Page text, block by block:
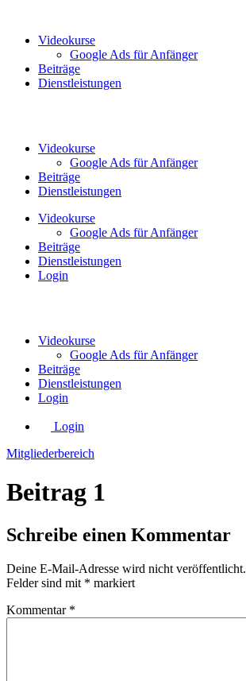
wechselnVideokurse
Google Ads für Anfänger
Beiträge
Dienstleistungen
Videokurse
Google Ads für Anfänger
Beiträge
Dienstleistungen
Videokurse
Google Ads für Anfänger
Beiträge
Dienstleistungen
Login
Videokurse
Google Ads für Anfänger
Beiträge
Dienstleistungen
Login
Login
Mitgliederbereich
Beitrag 1
Schreibe einen Kommentar
Deine E-Mail-Adresse wird nicht veröffentlicht.
Felder sind mit * markiert
Kommentar *